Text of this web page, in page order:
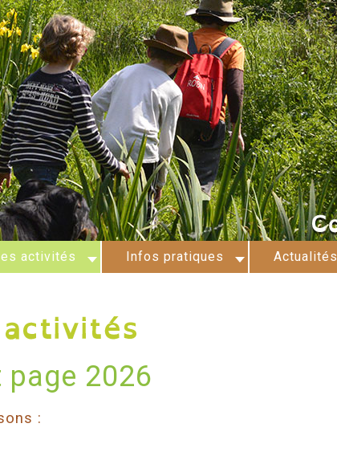
activités Infos pratiques Actualités
: